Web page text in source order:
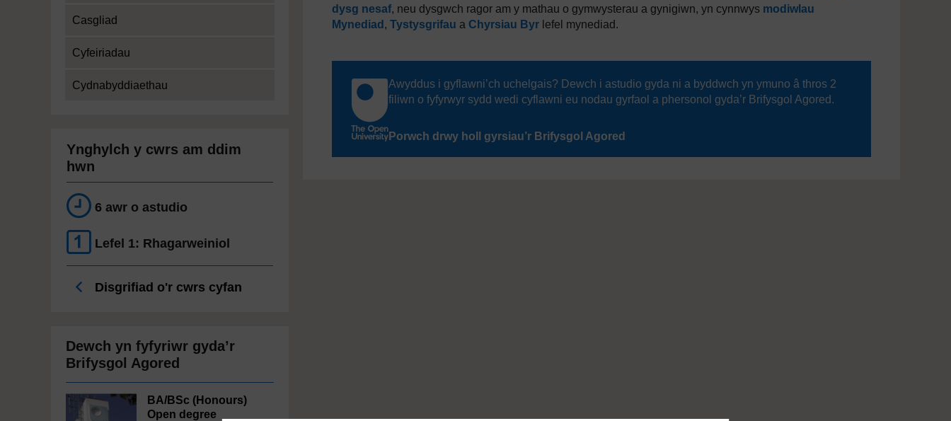
Casgliad
Cyfeiriadau
Cydnabyddiaethau
Ynghylch y cwrs am ddim
hwn
6 awr o astudio
Lefel 1: Rhagarweiniol
Disgrifiad o'r cwrs cyfan
Dewch yn fyfyriwr gyda’r
Brifysgol Agored
BA/BSc (Honours)
Open degree
dysg nesaf, neu dysgwch ragor am y mathau o gymwysterau a gynigiwn, yn cynnwys modiwlau
Mynediad , Tystysgrifau a Chyrsiau Byr lefel mynediad.
Awyddus i gyflawni’ch uchelgais? Dewch i astudio gyda ni a byddwch yn ymuno â thros 2
filiwn o fyfyrwyr sydd wedi cyflawni eu nodau gyrfaol a phersonol gyda’r Brifysgol Agored.
Porwch drwy holl gyrsiau’r Brifysgol Agored